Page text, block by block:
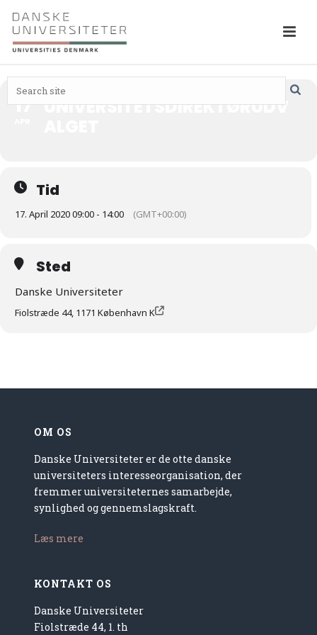
17 UNIVERSITETSDIREKTØRUDV
Tid
17. April 2020 09:00 - 14:00 (GMT+00:00)
Sted
Danske Universiteter
Fiolstræde 44, 1171 København K
OM OS
Danske Universiteter er de otte danske
universiteters interesseorganisation, der
fremmer universiteternes samarbejde,
synlighed og gennemslagskraft.
Læs mere
KONTAKT OS
Danske Universiteter
Fiolstræde 44, 1. th